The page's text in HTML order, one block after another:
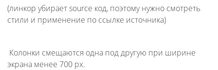
(линкор убирает source код, поэтому нужно смотреть
стили и применение по ссылке источника)
Колонки смещаются одна под другую при ширине
экрана менее 700 px.